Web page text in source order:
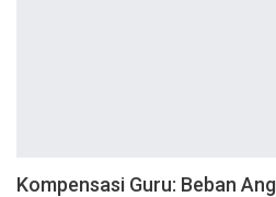
Kompensasi Guru: Beban